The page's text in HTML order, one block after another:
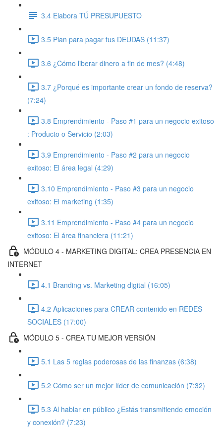
3.4 Elabora TÚ PRESUPUESTO
3.5 Plan para pagar tus DEUDAS (11:37)
3.6 ¿Cómo liberar dinero a fin de mes? (4:48)
3.7 ¿Porqué es importante crear un fondo de reserva?
(7:24)
3.8 Emprendimiento - Paso #1 para un negocio exitoso
: Producto o Servicio (2:03)
3.9 Emprendimiento - Paso #2 para un negocio
exitoso: El área legal (4:29)
3.10 Emprendimiento - Paso #3 para un negocio
exitoso: El marketing (1:35)
3.11 Emprendimiento - Paso #4 para un negocio
exitoso: El área financiera (11:21)
MÓDULO 4 - MARKETING DIGITAL: CREA PRESENCIA EN
INTERNET
4.1 Branding vs. Marketing digital (16:05)
4.2 Aplicaciones para CREAR contenido en REDES
SOCIALES (17:00)
MÓDULO 5 - CREA TU MEJOR VERSIÓN
5.1 Las 5 reglas poderosas de las finanzas (6:38)
5.2 Cómo ser un mejor líder de comunicación (7:32)
5.3 Al hablar en público ¿Estás transmitiendo emoción
y conexión? (7:23)